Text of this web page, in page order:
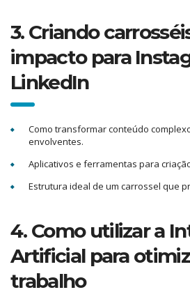
3. Criando
impacto para
LinkedIn
Como transformar conteúdo
envolventes.
Aplicativos e ferramentas para
Estrutura ideal de um carrossel que
4. Como utilizar a
Artificial para
trabalho